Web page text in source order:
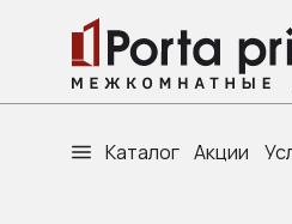
Каталог Акции